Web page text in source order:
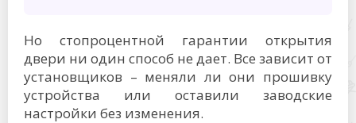
Но стопроцентной гарантии открытия
двери ни один способ не дает. Все зависит от
установщиков – меняли ли они прошивку
устройства или оставили заводские
настройки без изменения.